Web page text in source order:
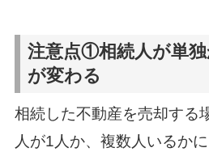
注意点①相続人が単
が変わる
相続した不動産を売却する
人が1人か、複数人いるか